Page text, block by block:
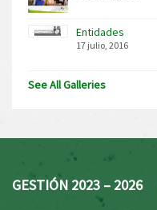
Entidades
17 julio, 2016
See All Galleries
GESTIÓN 2023 – 2026